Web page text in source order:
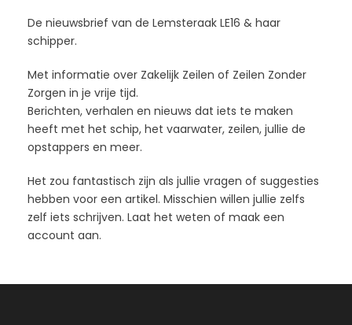
De nieuwsbrief van de Lemsteraak LE16 & haar
schipper.
Met informatie over Zakelijk Zeilen of Zeilen Zonder
Zorgen in je vrije tijd.
Berichten, verhalen en nieuws dat iets te maken
heeft met het schip, het vaarwater, zeilen, jullie de
opstappers en meer.
Het zou fantastisch zijn als jullie vragen of suggesties
hebben voor een artikel. Misschien willen jullie zelfs
zelf iets schrijven. Laat het weten of maak een
account aan.